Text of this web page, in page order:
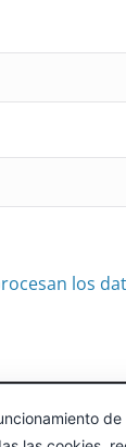
los
de